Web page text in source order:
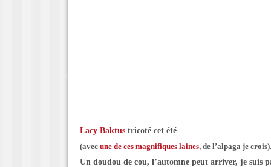
Lacy Baktus tricoté cet été
(avec une de ces magnifiques laines, de l’alpaga je crois).
Un doudou de cou, l’automne peut arriver, je suis